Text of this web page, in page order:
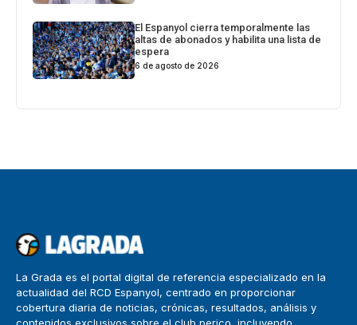
El Espanyol cierra temporalmente las
altas de abonados y habilita una lista de
espera
6 de agosto de 2026
La Grada es el portal digital de referencia especializado en la
actualidad del RCD Espanyol, centrado en proporcionar
cobertura diaria de noticias, crónicas, resultados, análisis y